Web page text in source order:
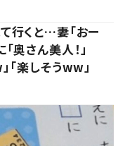
行くと…妻「おー
奥さん美人！」
「楽しそうww」